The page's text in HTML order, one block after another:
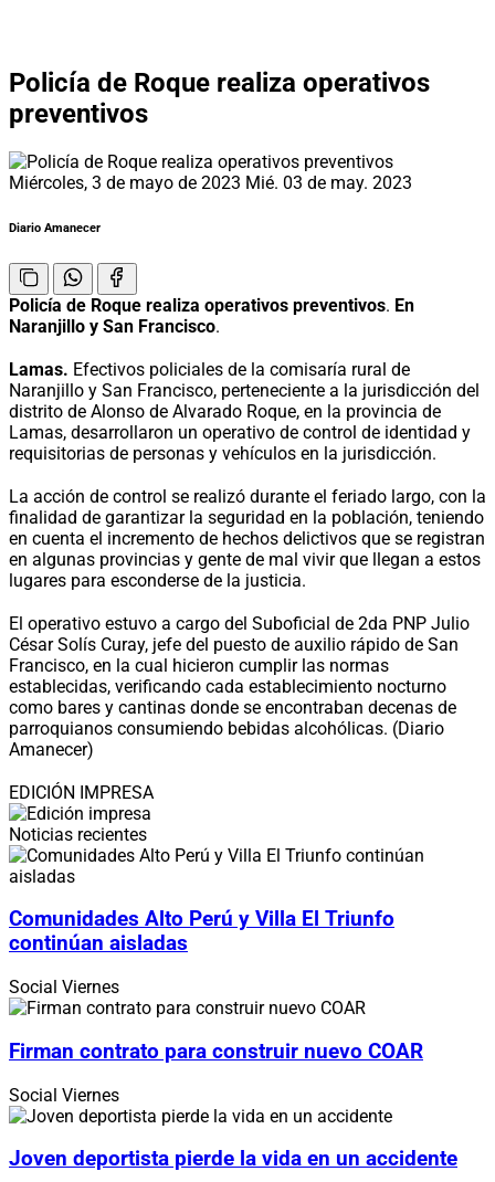
Policía de Roque realiza operativos
preventivos
Miércoles, 3 de mayo de 2023 Mié. 03 de may. 2023
Diario Amanecer
Policía de Roque realiza operativos preventivos. En
Naranjillo y San Francisco.
Lamas. Efectivos policiales de la comisaría rural de
Naranjillo y San Francisco, perteneciente a la jurisdicción del
distrito de Alonso de Alvarado Roque, en la provincia de
Lamas, desarrollaron un operativo de control de identidad y
requisitorias de personas y vehículos en la jurisdicción.
La acción de control se realizó durante el feriado largo, con la
finalidad de garantizar la seguridad en la población, teniendo
en cuenta el incremento de hechos delictivos que se registran
en algunas provincias y gente de mal vivir que llegan a estos
lugares para esconderse de la justicia.
El operativo estuvo a cargo del Suboficial de 2da PNP Julio
César Solís Curay, jefe del puesto de auxilio rápido de San
Francisco, en la cual hicieron cumplir las normas
establecidas, verificando cada establecimiento nocturno
como bares y cantinas donde se encontraban decenas de
parroquianos consumiendo bebidas alcohólicas. (Diario
Amanecer)
EDICIÓN IMPRESA
Noticias recientes
Comunidades Alto Perú y Villa El Triunfo
continúan aisladas
Social Viernes
Firman contrato para construir nuevo COAR
Social Viernes
Joven deportista pierde la vida en un accidente